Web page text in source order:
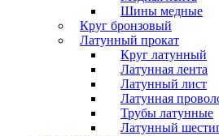
Шины медные
Круг бронзовый
Латунный прокат
Круг латунный
Латунная лента
Латунный лист
Латунная
Трубы латунные
Латунный